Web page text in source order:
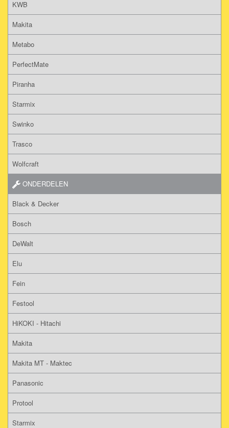
KWB
Makita
Metabo
PerfectMate
Piranha
Starmix
Swinko
Trasco
Wolfcraft
ONDERDELEN
Black & Decker
Bosch
DeWalt
Elu
Fein
Festool
HiKOKI - Hitachi
Makita
Makita MT - Maktec
Panasonic
Protool
Starmix